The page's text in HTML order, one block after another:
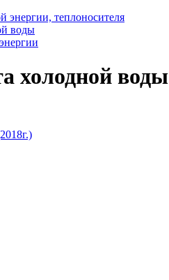
энергии, теплоносителя
воды
холодной воды